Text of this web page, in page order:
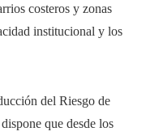
costeros y zonas
institucional y los
del Riesgo de
que desde los